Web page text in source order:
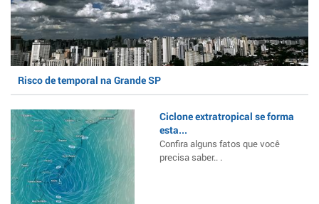
Risco de temporal na Grande SP
Ciclone extratropical se forma
esta...
Confira alguns fatos que você
precisa saber.. .